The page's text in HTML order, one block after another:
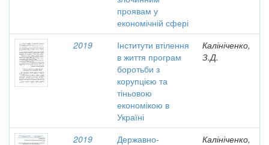
проявам у
економічній сфері
2019
Інститути втілення
в життя програм
боротьби з
корупцією та
тіньовою
економікою в
Україні
Калініченко,
З.Д.
2019
Державно-
Калініченко,